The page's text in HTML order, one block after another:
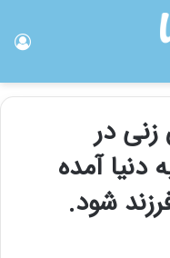
زنی در
دنیا آمده
شود.